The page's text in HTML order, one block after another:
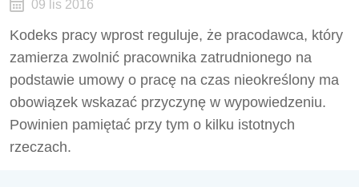
09 lis 2016
Kodeks pracy wprost reguluje, że pracodawca, który
zamierza zwolnić pracownika zatrudnionego na
podstawie umowy o pracę na czas nieokreślony ma
obowiązek wskazać przyczynę w wypowiedzeniu.
Powinien pamiętać przy tym o kilku istotnych
rzeczach.